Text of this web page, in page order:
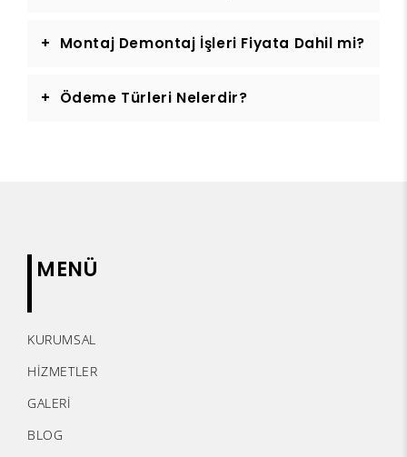
Montaj Demontaj İşleri Fiyata Dahil mi?
Ödeme Türleri Nelerdir?
MENÜ
KURUMSAL
HİZMETLER
GALERİ
BLOG